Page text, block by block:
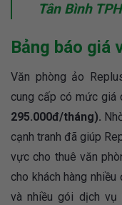
Tân Bình
Bảng báo giá
Văn phòng ảo
cung cấp có mức giá
295.000đ/tháng).
cạnh tranh đã giúp
vực cho thuê văn
cho khách hàng
và nhiều gói dịch vụ